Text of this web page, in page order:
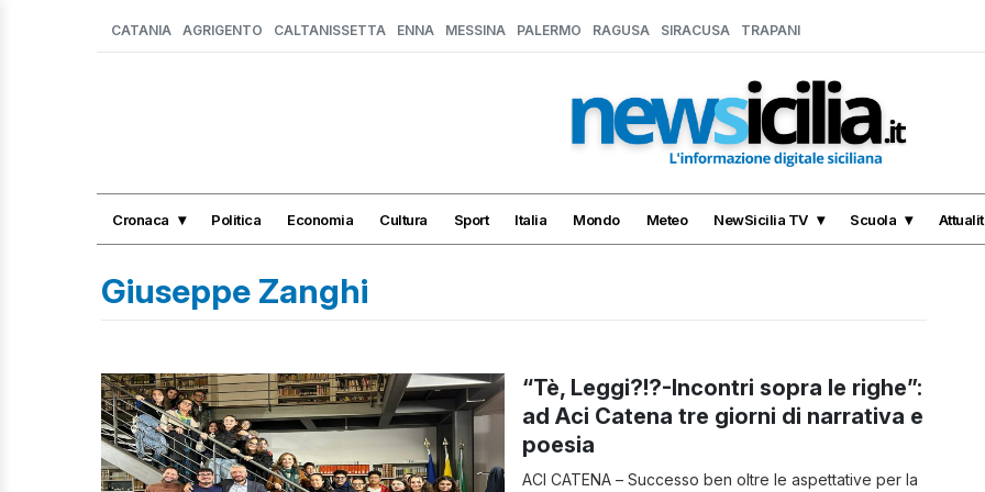
CATANIA AGRIGENTO CALTANISSETTA ENNA MESSINA PALERMO RAGUSA SIRACUSA TRAPANI
Cronaca Politica Economia Cultura Sport Italia Mondo Meteo NewSicilia TV Scuola
Giuseppe Zanghi
“Tè, Leggi?!?-Incontri sopra le righe”:
ad Aci Catena tre giorni di narrativa e
poesia
ACI CATENA – Successo ben oltre le aspettative per la